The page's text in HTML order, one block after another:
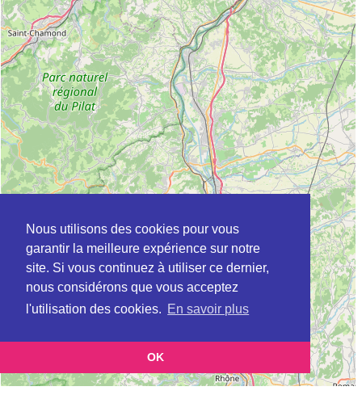
Nous utilisons des cookies pour vous
garantir la meilleure expérience sur notre
site. Si vous continuez à utiliser ce dernier,
nous considérons que vous acceptez
l'utilisation des cookies. En savoir plus
OK